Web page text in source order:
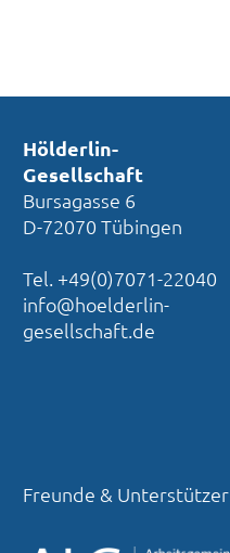
Hölderlin-
Gesellschaft
Bursagasse 6
D-72070 Tübingen
Tel. +49(0)7071-22040
info@hoelderlin-
gesellschaft.de
Freunde & Unterstützer